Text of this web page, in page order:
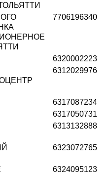
7706196340
6320002223
6312029976
6317087234
6317050731
6313132888
6323072765
6324095123